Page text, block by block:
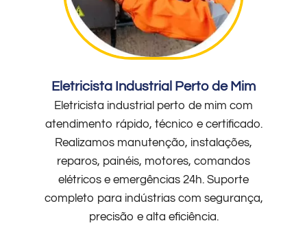
Eletricista Industrial Perto de Mim
Eletricista industrial perto de mim com
atendimento rápido, técnico e certificado.
Realizamos manutenção, instalações,
reparos, painéis, motores, comandos
elétricos e emergências 24h. Suporte
completo para indústrias com segurança,
precisão e alta eficiência.